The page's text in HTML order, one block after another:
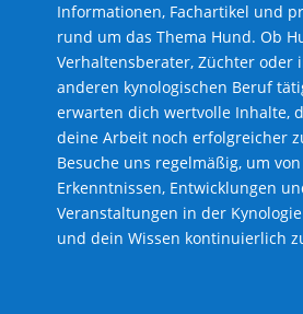
Informationen, Fachartikel und
rund um das Thema Hund. Ob
Verhaltensberater, Züchter oder
anderen kynologischen Beruf
erwarten dich wertvolle Inhalte,
deine Arbeit noch erfolgreicher
Besuche uns regelmäßig, um
Erkenntnissen, Entwicklungen
Veranstaltungen in der
und dein Wissen kontinuierlich